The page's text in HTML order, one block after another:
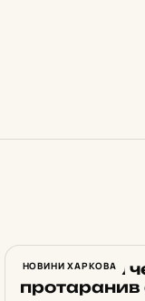
НОВИНИ ХАРКОВА
Проїхав на
протаранив